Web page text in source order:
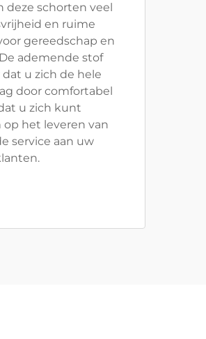
deze schorten veel
en ruime
gereedschap en
ademende stof
u zich de hele
door comfortabel
u zich kunt
het leveren van
service aan uw